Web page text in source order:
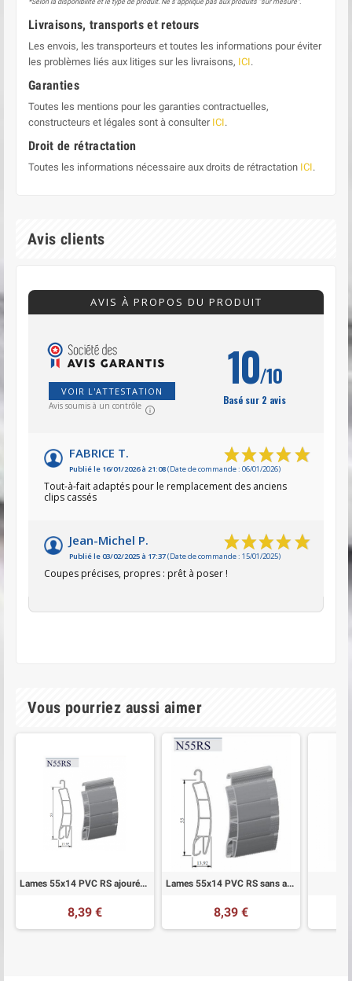
Livraisons, transports et retours
Les envois, les transporteurs et toutes les informations pour éviter
les problèmes liés aux litiges sur les livraisons, ICI.
Garanties
Toutes les mentions pour les garanties contractuelles,
constructeurs et légales sont à consulter ICI.
Droit de rétractation
Toutes les informations nécessaire aux droits de rétractation ICI.
Avis clients
AVIS À PROPOS DU PRODUIT
VOIR L'ATTESTATION
Avis soumis à un contrôle
10/10
Basé sur 2 avis
FABRICE T.
Publié le 16/01/2026 à 21:08(Date de commande : 06/01/2026)
Tout-à-fait adaptés pour le remplacement des anciens
clips cassés
Jean-Michel P.
Publié le 03/02/2025 à 17:37(Date de commande : 15/01/2025)
Coupes précises, propres : prêt à poser !
Vous pourriez aussi aimer
Lames 55x14 PVC RS ajourée sur mesure pour volets roulant
8,39 €
Lames 55x14 PVC RS sans ajour sur mesure pour volets roulant
8,39 €